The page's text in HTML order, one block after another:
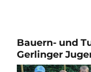
Bauern- und
Gerlinger